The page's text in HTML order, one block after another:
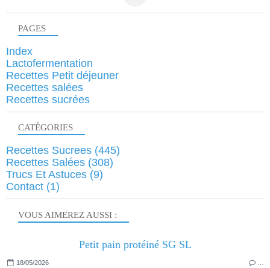
VOUS AIMEREZ AUSSI :
Petit pain protéiné SG SL
18/05/2026
PAGES
Index
Lactofermentation
Recettes Petit déjeuner
Recettes salées
Recettes sucrées
CATÉGORIES
Recettes Sucrees (445)
Recettes Salées (308)
Trucs Et Astuces (9)
Contact (1)